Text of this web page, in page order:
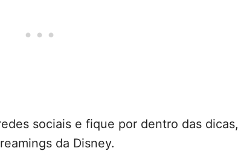
sociais e fique por dentro das dicas,
da Disney.